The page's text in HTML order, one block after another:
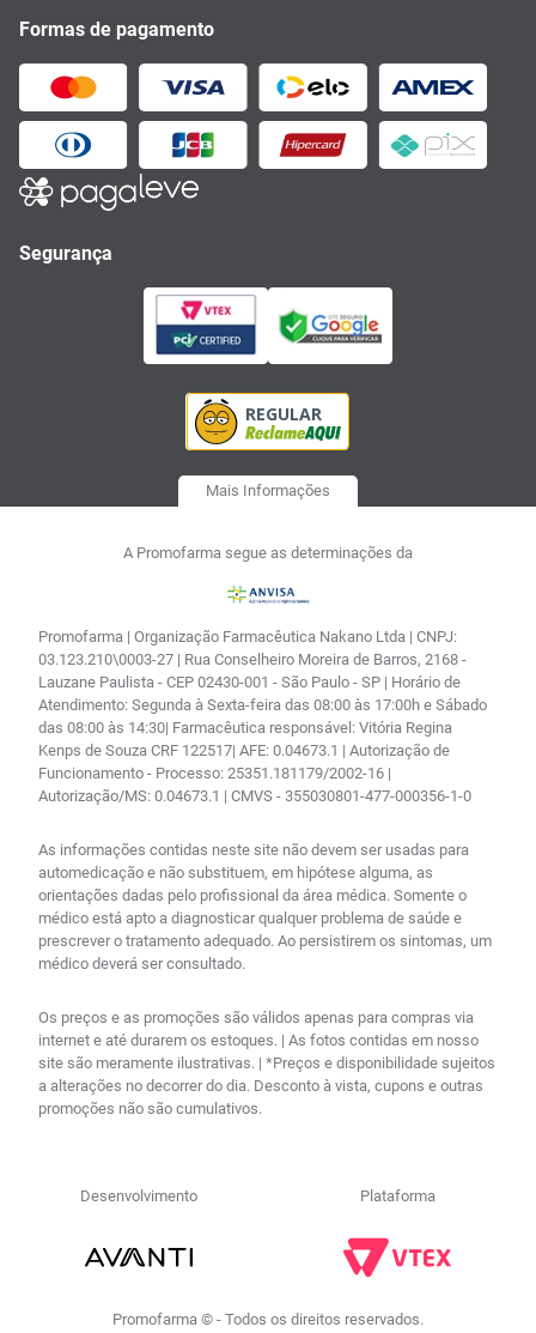
Formas de pagamento
Segurança
Mais Informações
A Promofarma segue as determinações da
Promofarma | Organização Farmacêutica Nakano Ltda | CNPJ:
03.123.210\0003-27 | Rua Conselheiro Moreira de Barros, 2168 -
Lauzane Paulista - CEP 02430-001 - São Paulo - SP | Horário de
Atendimento: Segunda à Sexta-feira das 08:00 às 17:00h e Sábado
das 08:00 às 14:30| Farmacêutica responsável: Vitória Regina
Kenps de Souza CRF 122517| AFE: 0.04673.1 | Autorização de
Funcionamento - Processo: 25351.181179/2002-16 |
Autorização/MS: 0.04673.1 | CMVS - 355030801-477-000356-1-0
As informações contidas neste site não devem ser usadas para
automedicação e não substituem, em hipótese alguma, as
orientações dadas pelo profissional da área médica. Somente o
médico está apto a diagnosticar qualquer problema de saúde e
prescrever o tratamento adequado. Ao persistirem os sintomas, um
médico deverá ser consultado.
Os preços e as promoções são válidos apenas para compras via
internet e até durarem os estoques. | As fotos contidas em nosso
site são meramente ilustrativas. | *Preços e disponibilidade sujeitos
a alterações no decorrer do dia. Desconto à vista, cupons e outras
promoções não são cumulativos.
Desenvolvimento Plataforma
Promofarma © - Todos os direitos reservados.